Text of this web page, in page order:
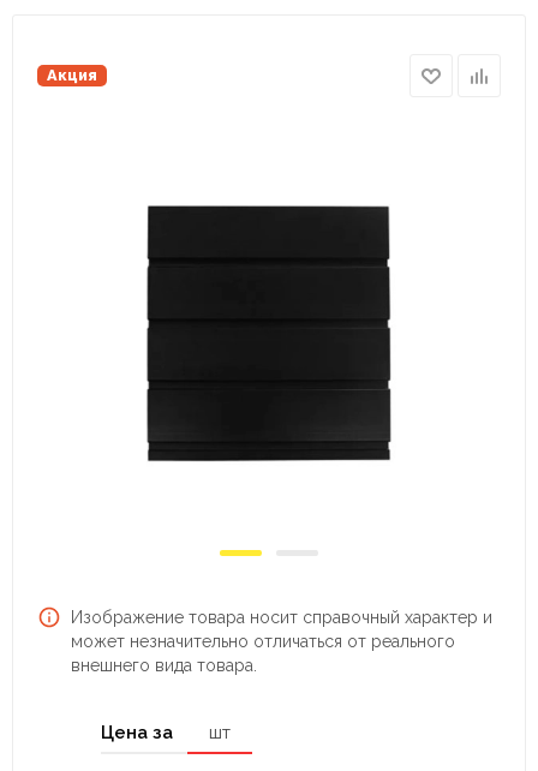
Акция
Изображение товара носит справочный характер и
может незначительно отличаться от реального
внешнего вида товара.
Цена за шт